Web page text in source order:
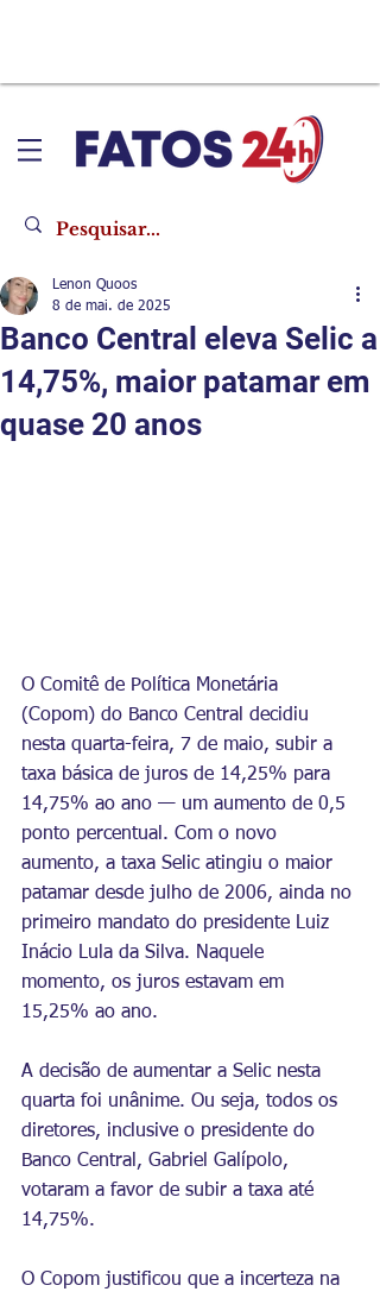
Banco Central eleva Selic a
14,75%, maior patamar em
quase 20 anos
Lenon Quoos
8 de mai. de 2025
O Comitê de Política Monetária
(Copom) do Banco Central decidiu
nesta quarta-feira, 7 de maio, subir a
taxa básica de juros de 14,25% para
14,75% ao ano — um aumento de 0,5
ponto percentual. Com o novo
aumento, a taxa Selic atingiu o maior
patamar desde julho de 2006, ainda no
primeiro mandato do presidente Luiz
Inácio Lula da Silva. Naquele
momento, os juros estavam em
15,25% ao ano.
A decisão de aumentar a Selic nesta
quarta foi unânime. Ou seja, todos os
diretores, inclusive o presidente do
Banco Central, Gabriel Galípolo,
votaram a favor de subir a taxa até
14,75%.
O Copom justificou que a incerteza na